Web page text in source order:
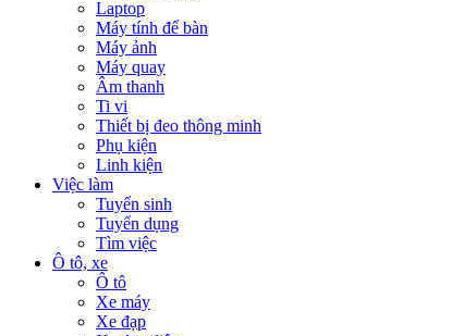
Laptop
Máy tính để bàn
Máy ảnh
Máy quay
Âm thanh
Ti vi
Thiết bị đeo thông minh
Phụ kiện
Linh kiện
Việc làm
Tuyển sinh
Tuyển dụng
Tìm việc
Ô tô, xe
Ô tô
Xe máy
Xe đạp